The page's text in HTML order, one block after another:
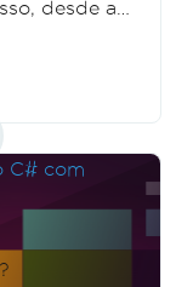
desde a